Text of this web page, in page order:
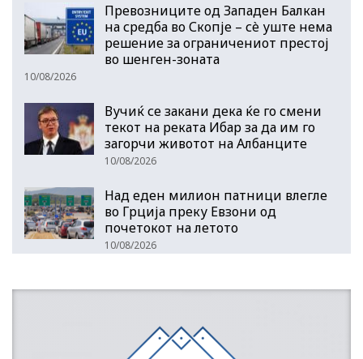
Превозниците од Западен Балкан
на средба во Скопје – сè уште нема
решение за ограничениот престој
во шенген-зоната
10/08/2026
Вучиќ се закани дека ќе го смени
текот на реката Ибар за да им го
загорчи животот на Албанците
10/08/2026
Над еден милион патници влегле
во Грција преку Евзони од
почетокот на летото
10/08/2026